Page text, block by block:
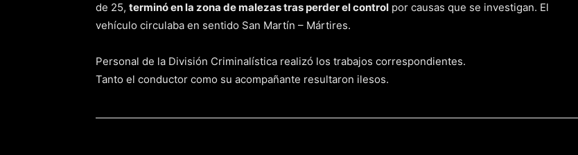
de 25, terminó en la zona de malezas tras perder el control por causas que se investigan. El
vehículo circulaba en sentido San Martín – Mártires.
Personal de la División Criminalística realizó los trabajos correspondientes.
Tanto el conductor como su acompañante resultaron ilesos.